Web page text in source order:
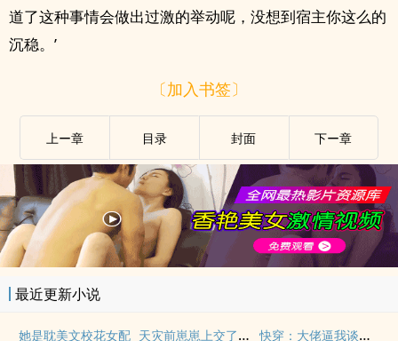
道了这种事情会做出过激的举动呢，没想到宿主你这么的
沉稳。’
〔加入书签〕
上ー章 目录 封面 下ー章
最近更新小说
她是耽美文校花女配 天灾前崽崽上交了种植空间 快穿：大佬逼我谈恋爱